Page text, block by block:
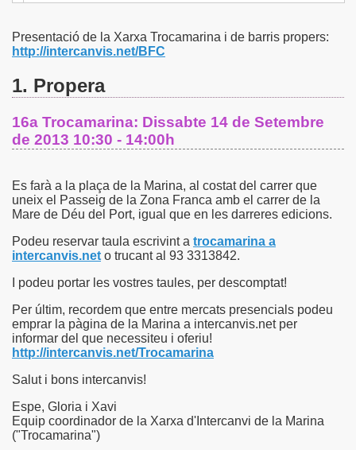
Presentació de la Xarxa Trocamarina i de barris propers:
http://intercanvis.net/BFC
1. Propera
16a Trocamarina: Dissabte 14 de Setembre
de 2013 10:30 - 14:00h
Es farà a la plaça de la Marina, al costat del carrer que
uneix el Passeig de la Zona Franca amb el carrer de la
Mare de Déu del Port, igual que en les darreres edicions.
Podeu reservar taula escrivint a trocamarina a
intercanvis.net o trucant al 93 3313842.
I podeu portar les vostres taules, per descomptat!
Per últim, recordem que entre mercats presencials podeu
emprar la pàgina de la Marina a intercanvis.net per
informar del que necessiteu i oferiu!
http://intercanvis.net/Trocamarina
Salut i bons intercanvis!
Espe, Gloria i Xavi
Equip coordinador de la Xarxa d'Intercanvi de la Marina
("Trocamarina")